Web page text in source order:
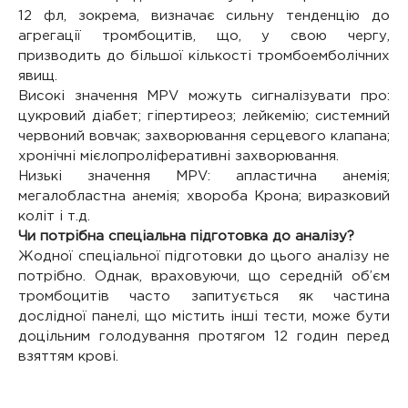
12 фл, зокрема, визначає сильну тенденцію до
агрегації тромбоцитів, що, у свою чергу,
призводить до більшої кількості тромбоемболічних
явищ.
Високі значення MPV можуть сигналізувати про:
цукровий діабет; гіпертиреоз; лейкемію; системний
червоний вовчак; захворювання серцевого клапана;
хронічні мієлопроліферативні захворювання.
Низькі значення MPV: апластична анемія;
мегалобластна анемія; хвороба Крона; виразковий
коліт і т.д.
Чи потрібна спеціальна підготовка до аналізу?
Жодної спеціальної підготовки до цього аналізу не
потрібно. Однак, враховуючи, що середній об’єм
тромбоцитів часто запитується як частина
дослідної панелі, що містить інші тести, може бути
доцільним голодування протягом 12 годин перед
взяттям крові.